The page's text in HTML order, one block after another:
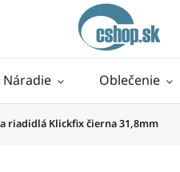
Náradie Oblečenie
riadidlá Klickfix čierna 31,8mm